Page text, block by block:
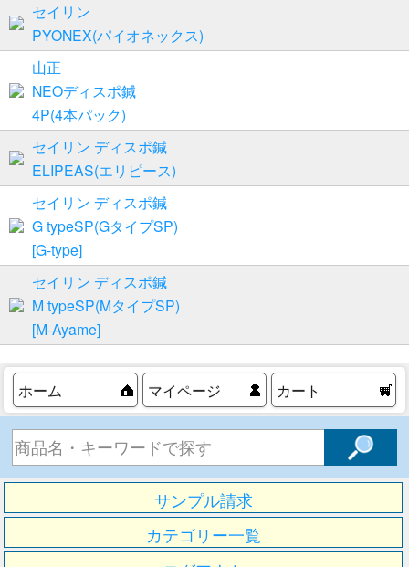
セイリン
PYONEX(パイオネックス)
山正
NEOディスポ鍼
4P(4本パック)
セイリン ディスポ鍼
ELIPEAS(エリピース)
セイリン ディスポ鍼
G typeSP(GタイプSP)
[G-type]
セイリン ディスポ鍼
M typeSP(MタイプSP)
[M-Ayame]
ホーム マイページ カート
サンプル請求
カテゴリー一覧